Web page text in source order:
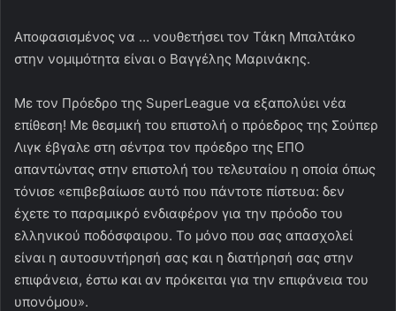
Αποφασισμένος να … νουθετήσει τον Τάκη Μπαλτάκο
στην νομιμότητα είναι ο Βαγγέλης Μαρινάκης.
Με τον Πρόεδρο της SuperLeague να εξαπολύει νέα
επίθεση! Με θεσμική του επιστολή ο πρόεδρος της Σούπερ
Λιγκ έβγαλε στη σέντρα τον πρόεδρο της ΕΠΟ
απαντώντας στην επιστολή του τελευταίου η οποία όπως
τόνισε «επιβεβαίωσε αυτό που πάντοτε πίστευα: δεν
έχετε το παραμικρό ενδιαφέρον για την πρόοδο του
ελληνικού ποδόσφαιρου. Το μόνο που σας απασχολεί
είναι η αυτοσυντήρησή σας και η διατήρησή σας στην
επιφάνεια, έστω και αν πρόκειται για την επιφάνεια του
υπονόμου».